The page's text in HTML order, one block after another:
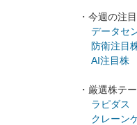
・今週の注
データセ
防衛注目
AI注目株
・厳選株テ
ラピダス
クレーン